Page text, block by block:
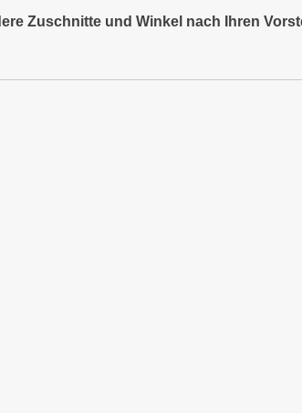
Zuschnitte und Winkel nach Ihren